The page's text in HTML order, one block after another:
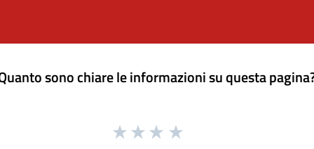
sono chiare le informazioni su questa